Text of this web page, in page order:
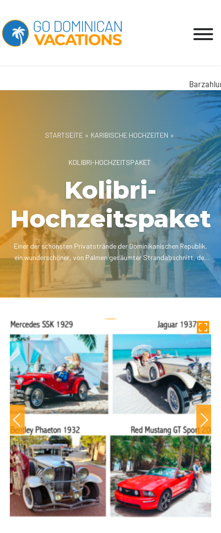
STARTSEITE » KARIBISCHE HOCHZEITEN »
KOLIBRI-HOCHZEITSPAKET
Kolibri-
Hochzeitspaket
Einer der schönsten Privatstrände der Dominikanischen Republik,
ein wunderschöner, von Palmen gesäumter Strandabschnitt, der
sich perfekt für eine Hochzeit eignet.